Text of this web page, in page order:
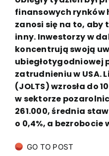
finansowych rynków
zanosi się na to, aby
inny. Inwestorzy w
koncentrują swoją
ubiegłotygodniowej
zatrudnieniu w USA.
(JOLTS) wzrosła do
w sektorze
261.000, średnia
o 0,4%, a bezrobocie
GO TO POST